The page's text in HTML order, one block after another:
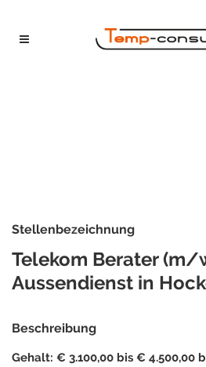
Stellenbezeichnung
Telekom Berater
Aussendienst in
Beschreibung
Gehalt: € 3.100,00 bis € 4.500,00